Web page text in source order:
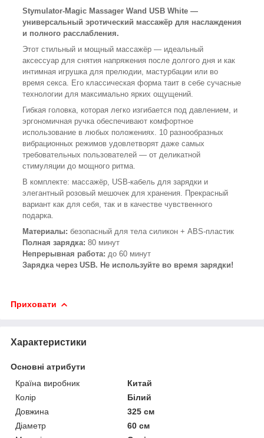
Stymulator-Magic Massager Wand USB White —
универсальный эротический массажёр для наслаждения
и полного расслабления.
Этот стильный и мощный массажёр — идеальный
аксессуар для снятия напряжения после долгого дня и как
интимная игрушка для прелюдии, мастурбации или во
время секса. Его классическая форма таит в себе сучасные
технологии для максимально ярких ощущений.
Гибкая головка, которая легко изгибается под давлением, и
эргономичная ручка обеспечивают комфортное
использование в любых положениях. 10 разнообразных
вибрационных режимов удовлетворят даже самых
требовательных пользователей — от деликатной
стимуляции до мощного ритма.
В комплекте: массажёр, USB-кабель для зарядки и
элегантный розовый мешочек для хранения. Прекрасный
вариант как для себя, так и в качестве чувственного
подарка.
Материалы: безопасный для тела силикон + ABS-пластик
Полная зарядка: 80 минут
Непрерывная работа: до 60 минут
Зарядка через USB. Не используйте во время зарядки!
Приховати
Характеристики
Основні атрибути
Країна виробник
Китай
Колір
Білий
Довжина
325 см
Діаметр
60 см